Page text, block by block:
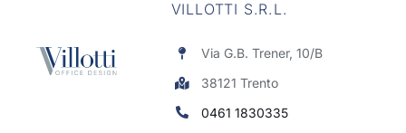
VILLOTTI S.R.L.
Via G.B. Trener, 10/B
38121 Trento
0461 1830335